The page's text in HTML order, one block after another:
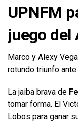
UPNFM
juego del
Marco y Alexy
rotundo triunfo
La jaiba brava de
tomar forma. El
Lobos para ganar